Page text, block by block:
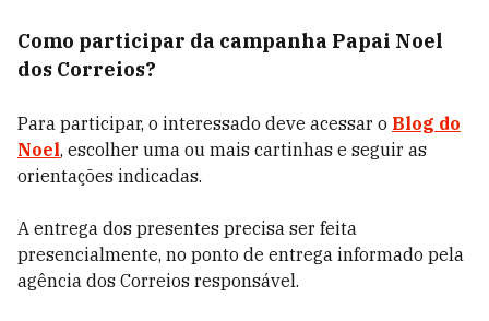
Como participar da campanha Papai Noel
dos Correios?
Para participar, o interessado deve acessar o Blog do
Noel, escolher uma ou mais cartinhas e seguir as
orientações indicadas.
A entrega dos presentes precisa ser feita
presencialmente, no ponto de entrega informado pela
agência dos Correios responsável.